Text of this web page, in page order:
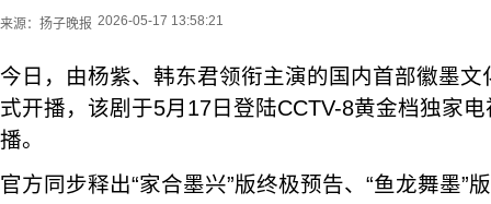
来源： 扬子晚报 2026-05-17 13:58:21
今日，由杨紫、韩东君领衔主演的国内首部徽墨
式开播，该剧于5月17日登陆CCTV-8黄金档独家
播。
官方同步释出“家合墨兴”版终极预告、“鱼龙舞墨”